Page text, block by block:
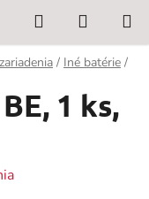
Hľadať
KOŠÍK
/ Iné batérie /
1 ks,